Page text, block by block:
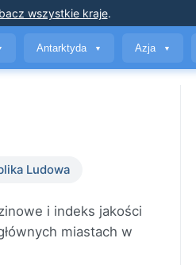
wszystkie kraje.
Antarktyda ▼ Azja ▼
Ludowa
i indeks jakości
miastach w